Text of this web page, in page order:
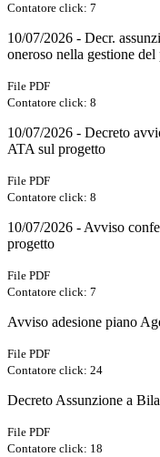
Contatore click: 7
10/07/2026 - Decr.
oneroso nella gestione del
File PDF
Contatore click: 8
10/07/2026 - Decreto
ATA sul progetto
File PDF
Contatore click: 8
10/07/2026 - Avviso
progetto
File PDF
Contatore click: 7
Avviso adesione piano
File PDF
Contatore click: 24
Decreto Assunzione a
File PDF
Contatore click: 18